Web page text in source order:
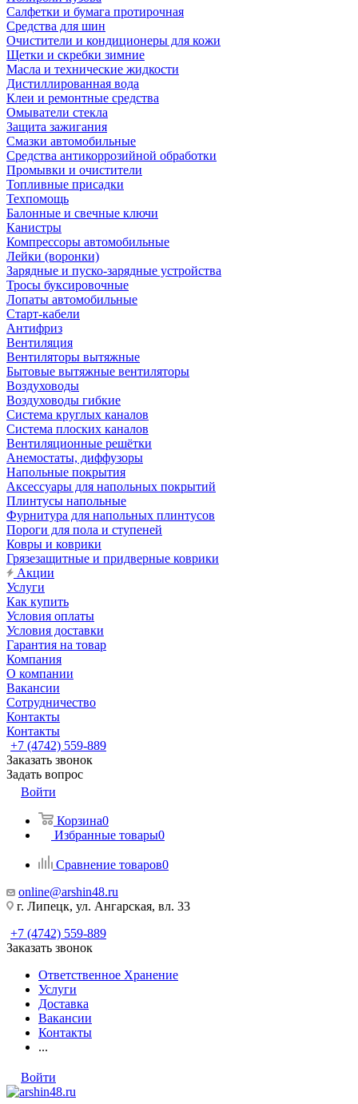
Салфетки и бумага протирочная
Средства для шин
Очистители и кондиционеры для кожи
Щетки и скребки зимние
Масла и технические жидкости
Дистиллированная вода
Клеи и ремонтные средства
Омыватели стекла
Защита зажигания
Смазки автомобильные
Средства антикоррозийной обработки
Промывки и очистители
Топливные присадки
Техпомощь
Балонные и свечные ключи
Канистры
Компрессоры автомобильные
Лейки (воронки)
Зарядные и пуско-зарядные устройства
Тросы буксировочные
Лопаты автомобильные
Старт-кабели
Антифриз
Вентиляция
Вентиляторы вытяжные
Бытовые вытяжные вентиляторы
Воздуховоды
Воздуховоды гибкие
Система круглых каналов
Система плоских каналов
Вентиляционные решётки
Анемостаты, диффузоры
Напольные покрытия
Аксессуары для напольных покрытий
Плинтусы напольные
Фурнитура для напольных плинтусов
Пороги для пола и ступеней
Ковры и коврики
Грязезащитные и придверные коврики
Акции
Услуги
Как купить
Условия оплаты
Условия доставки
Гарантия на товар
Компания
О компании
Вакансии
Сотрудничество
Контакты
Контакты
+7 (4742) 559-889
Заказать звонок
Задать вопрос
Войти
Корзина0
Избранные товары0
Сравнение товаров0
online@arshin48.ru
г. Липецк, ул. Ангарская, вл. 33
+7 (4742) 559-889
Заказать звонок
Ответственное Хранение
Услуги
Доставка
Вакансии
Контакты
...
Войти